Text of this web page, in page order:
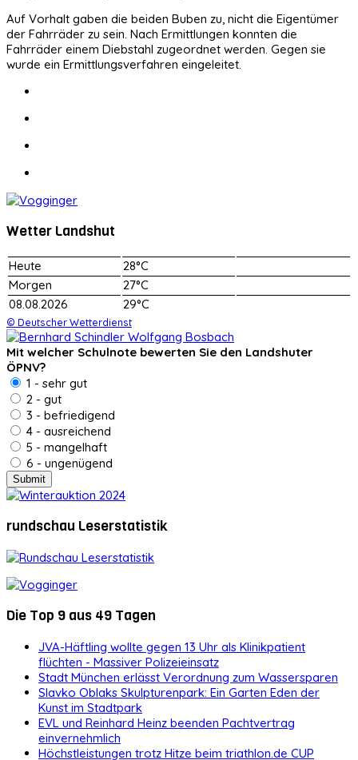
Auf Vorhalt gaben die beiden Buben zu, nicht die Eigentümer
der Fahrräder zu sein. Nach Ermittlungen konnten die
Fahrräder einem Diebstahl zugeordnet werden. Gegen sie
wurde ein Ermittlungsverfahren eingeleitet.
Wetter Landshut
Heute
28°C
Morgen
27°C
08.08.2026
29°C
© Deutscher Wetterdienst
Mit welcher Schulnote bewerten Sie den Landshuter
ÖPNV?
1 - sehr gut
2 - gut
3 - befriedigend
4 - ausreichend
5 - mangelhaft
6 - ungenügend
rundschau Leserstatistik
Die Top 9 aus 49 Tagen
JVA-Häftling wollte gegen 13 Uhr als Klinikpatient
flüchten - Massiver Polizeieinsatz
Stadt München erlässt Verordnung zum Wassersparen
Slavko Oblaks Skulpturenpark: Ein Garten Eden der
Kunst im Stadtpark
EVL und Reinhard Heinz beenden Pachtvertrag
einvernehmlich
Höchstleistungen trotz Hitze beim triathlon.de CUP